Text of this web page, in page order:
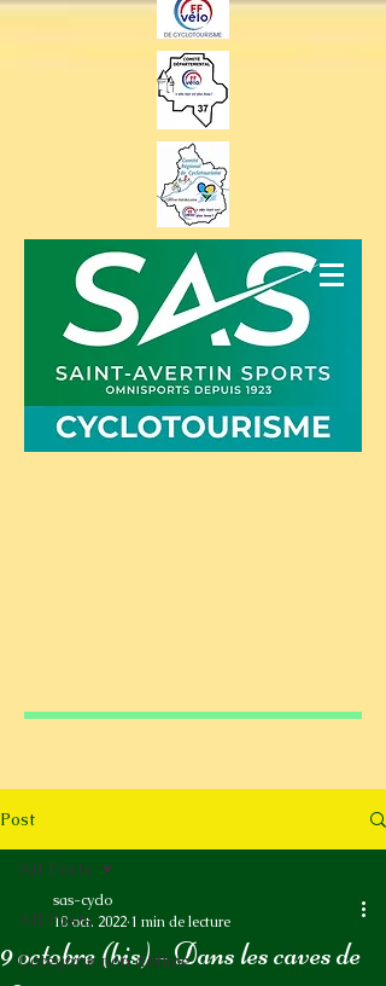
Post
All Posts
Catégorie non définie
All Posts
9 octobre (bis) – Dans les caves de
sas-cyclo
10 oct. 2022 1 min de lecture